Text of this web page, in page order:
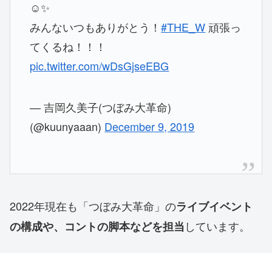
☺️✨
みんないつもありがとう！#THE_W頑張っ
てくるね！！！
pic.twitter.com/wDsGjseEBG
— 吉岡久美子(つぼみ大革命)
(@kuunyaaan) December 9, 2019
2022年現在も「つぼみ大革命」のライブイベント
の構成や、コントの脚本などを担当 しています。